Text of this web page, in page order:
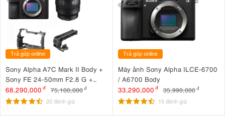
Trả góp online
Sony Alpha A7C Mark II Body +
Sony FE 24-50mm F2.8 G +
SmallRig HawkLock Cage 5198
+ SmallRig NATO Top Handle
68,290,000 đ 75,100,000đ
20 đánh giá
Trả góp online
Máy ảnh Sony Alpha ILCE-6700
/ A6700 Body
33,290,000 đ 35,990,000 đ
15 đánh giá